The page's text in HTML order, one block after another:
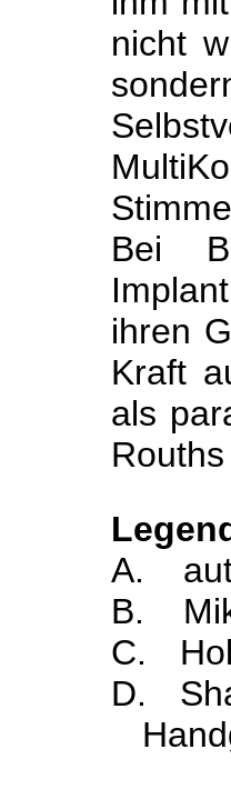
nicht
Bei
ihren
Kraft
als
A.
B.
C.
D.